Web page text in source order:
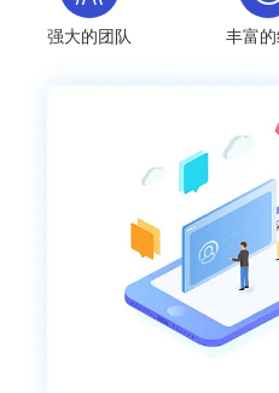
强大的团队 丰富